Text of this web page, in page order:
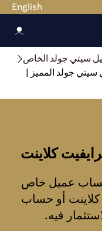
English
سيتي جولد الخاص
جولد المميز |
كلاينت
حساب عميل خاص
أو حساب
فيه.